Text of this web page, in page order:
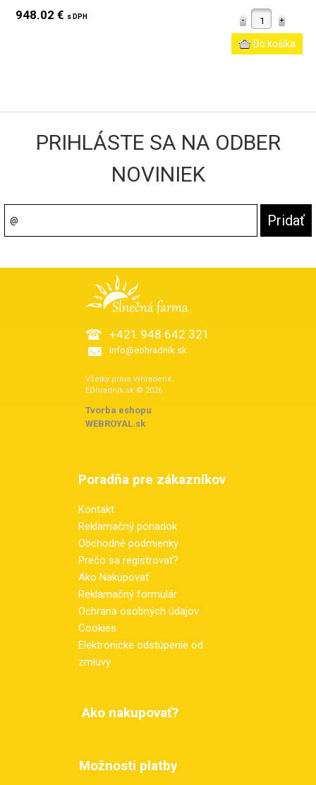
948.02 € s DPH
PRIHLÁSTE SA NA ODBER
NOVINIEK
+421 948 642 321
info@eohradnik.sk
Všetky práva vyhradené.
EOhradnik.sk © 2026
Tvorba eshopu:
WEBROYAL.sk
Poradňa pre zákazníkov
Kontakt
Reklamačný poriadok
Obchodné podmienky
Prečo sa registrovať?
Ako Nakupovať
Reklamačný formulár
Ochrana osobných údajov
Cookies
Elektronicke odstúpenie od
zmluvy
Ako nakupovať?
Možnosti platby